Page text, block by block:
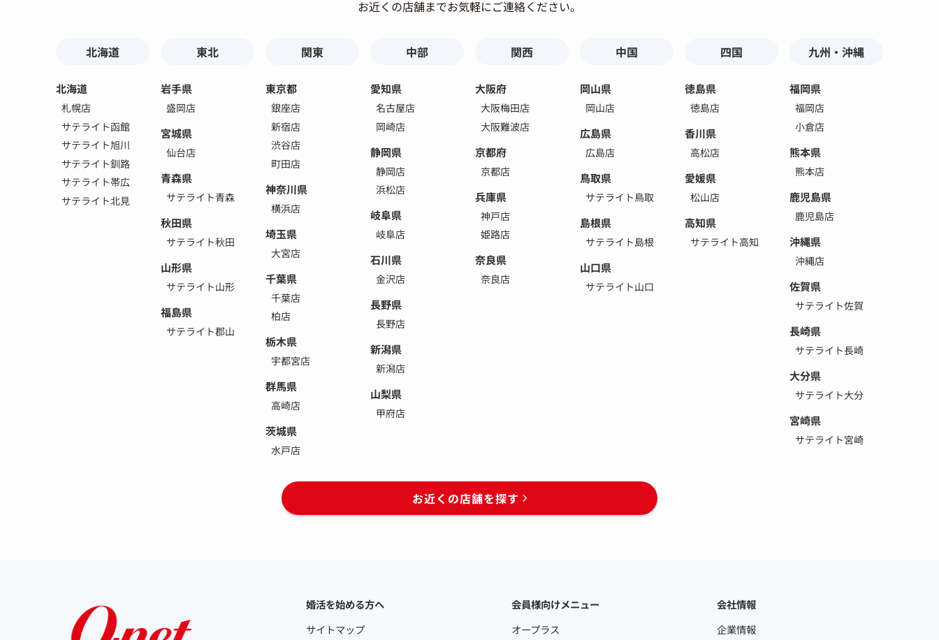
お近くの店舗までお気軽にご連絡ください。
北海道
北海道
札幌店
サテライト函館
サテライト旭川
サテライト釧路
サテライト帯広
サテライト北見
東北
岩手県
盛岡店
宮城県
仙台店
青森県
サテライト青森
秋田県
サテライト秋田
山形県
サテライト山形
福島県
サテライト郡山
関東
東京都
銀座店
新宿店
渋谷店
町田店
神奈川県
横浜店
埼玉県
大宮店
千葉県
千葉店
柏店
栃木県
宇都宮店
群馬県
高崎店
茨城県
水戸店
中部
愛知県
名古屋店
岡崎店
静岡県
静岡店
浜松店
岐阜県
岐阜店
石川県
金沢店
長野県
長野店
新潟県
新潟店
山梨県
甲府店
関西
大阪府
大阪梅田店
大阪難波店
京都府
京都店
兵庫県
神戸店
姫路店
奈良県
奈良店
中国
岡山県
岡山店
広島県
広島店
鳥取県
サテライト鳥取
島根県
サテライト島根
山口県
サテライト山口
四国
徳島県
徳島店
香川県
高松店
愛媛県
松山店
高知県
サテライト高知
九州・沖縄
福岡県
福岡店
小倉店
熊本県
熊本店
鹿児島県
鹿児島店
沖縄県
沖縄店
佐賀県
サテライト佐賀
長崎県
サテライト長崎
大分県
サテライト大分
宮崎県
サテライト宮崎
お近くの店舗を探す
婚活を始める方へ
サイトマップ
会員様向けメニュー
オープラス
会社情報
企業情報